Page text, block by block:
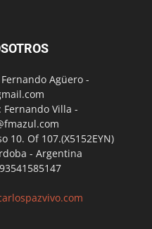
Agüero -
Villa -
10. Of 107.(X5152EYN)
- Argentina